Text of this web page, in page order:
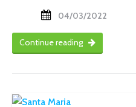
04/03/2022
Continue reading